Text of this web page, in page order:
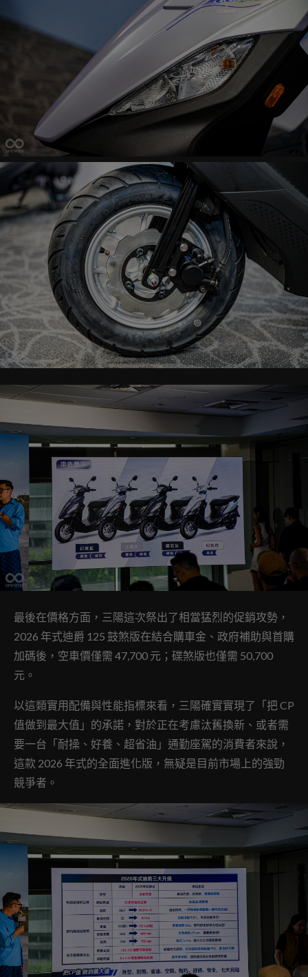
最後在價格方面，三陽這次祭出了相當猛烈的促銷攻勢，
2026 年式迪爵 125 鼓煞版在結合購車金、政府補助與首購
加碼後，空車價僅需 47,700 元；碟煞版也僅需 50,700
元。
以這類實用配備與性能指標來看，三陽確實實現了「把 CP
值做到最大值」的承諾，對於正在考慮汰舊換新、或者需
要一台「耐操、好養、超省油」通勤座駕的消費者來說，
這款 2026 年式的全面進化版，無疑是目前市場上的強勁
競爭者。